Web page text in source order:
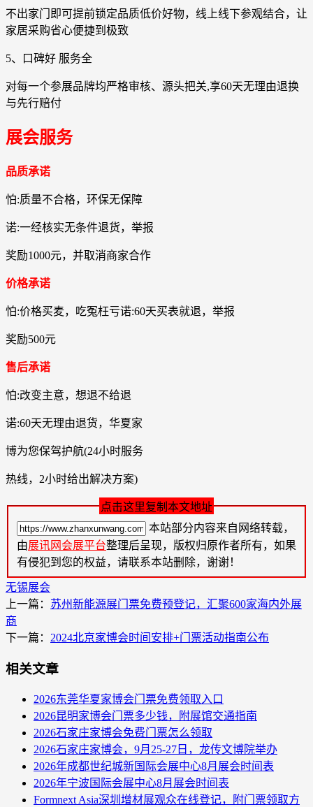
不出家门即可提前锁定品质低价好物，线上线下参观结合，让
家居采购省心便捷到极致
5、口碑好 服务全
对每一个参展品牌均严格审核、源头把关,享60天无理由退换
与先行赔付
展会服务
品质承诺
怕:质量不合格，环保无保障
诺:一经核实无条件退货，举报
奖励1000元，并取消商家合作
价格承诺
怕:价格买麦，吃冤枉亏诺:60天买表就退，举报
奖励500元
售后承诺
怕:改变主意，想退不给退
诺:60天无理由退货，华夏家
博为您保驾护航(24小时服务
热线，2小时给出解决方案)
点击这里复制本文地址
本站部分内容来自网络转载，
由展讯网会展平台整理后呈现，版权归原作者所有，如果
有侵犯到您的权益，请联系本站删除，谢谢！
无锡展会
上一篇： 苏州新能源展门票免费预登记，汇聚600家海内外展
商
下一篇： 2024北京家博会时间安排+门票活动指南公布
相关文章
2026东莞华夏家博会门票免费领取入口
2026昆明家博会门票多少钱，附展馆交通指南
2026石家庄家博会免费门票怎么领取
2026石家庄家博会，9月25-27日，龙传文博院举办
2026年成都世纪城新国际会展中心8月展会时间表
2026年宁波国际会展中心8月展会时间表
Formnext Asia深圳增材展观众在线登记，附门票领取方